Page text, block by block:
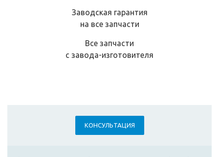
Заводская гарантия
на все запчасти
Все запчасти
с завода-изготовителя
КОНСУЛЬТАЦИЯ